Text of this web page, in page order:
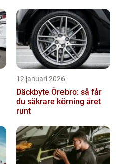
12 januari 2026
Däckbyte Örebro: så får
du säkrare körning året
runt